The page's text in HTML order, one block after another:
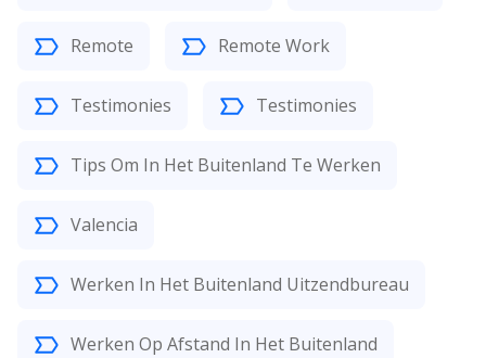
Remote Remote Work
Testimonies Testimonies
Tips Om In Het Buitenland Te Werken
Valencia
Werken In Het Buitenland Uitzendbureau
Werken Op Afstand In Het Buitenland